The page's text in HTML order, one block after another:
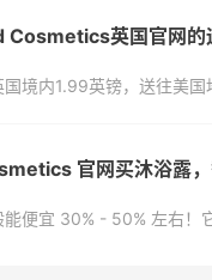
Cosmetics英国官网的
境内1.99英镑，送往美国
官网买沐浴露，
：美妆大促！入手 Dior
折优惠+部分送好礼